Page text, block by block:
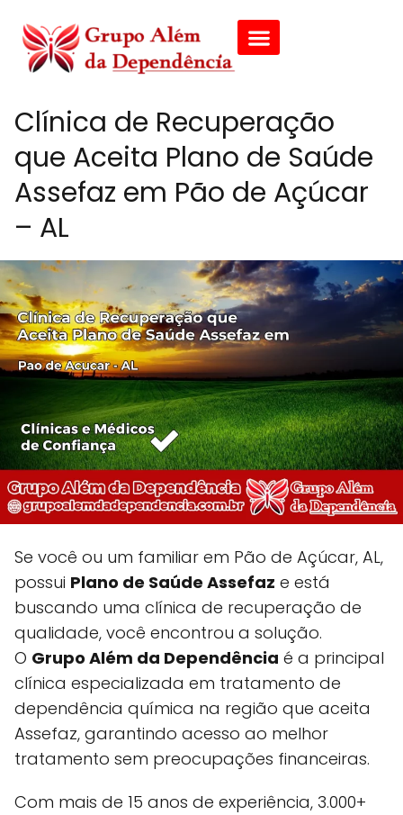
Clínica de Recuperação
que Aceita Plano de Saúde
Assefaz em Pão de Açúcar
– AL
Se você ou um familiar em Pão de Açúcar, AL,
possui Plano de Saúde Assefaz e está
buscando uma clínica de recuperação de
qualidade, você encontrou a solução.
O Grupo Além da Dependência é a principal
clínica especializada em tratamento de
dependência química na região que aceita
Assefaz, garantindo acesso ao melhor
tratamento sem preocupações financeiras.
Com mais de 15 anos de experiência, 3.000+